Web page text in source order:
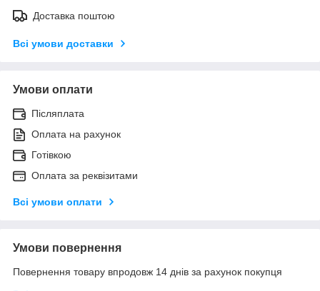
Доставка поштою
Всі умови доставки
Умови оплати
Післяплата
Оплата на рахунок
Готівкою
Оплата за реквізитами
Всі умови оплати
Умови повернення
Повернення товару впродовж 14 днів за рахунок покупця